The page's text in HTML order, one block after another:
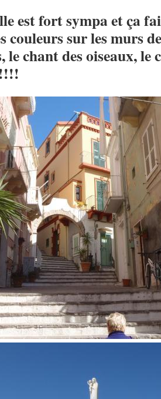
est fort sympa et ça
couleurs sur les murs
le chant des oiseaux, le